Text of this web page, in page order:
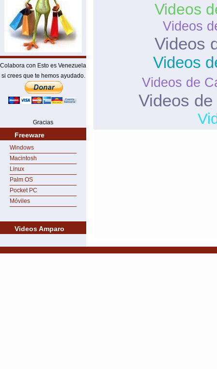
Colabora con Esto es Venezuela
si crees que te hemos ayudado.
Gracias
Freeware
Windows
Macintosh
Linux
Palm OS
Pocket PC
Móviles
Videos Amparo
Videos
Videos
Videos
Videos
Videos de
Videos